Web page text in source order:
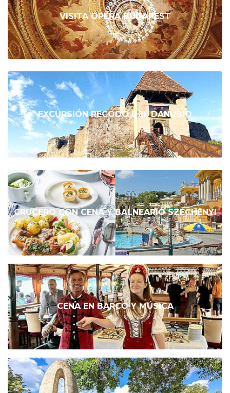
VISITA ÓPERA BUDAPEST
EXCURSIÓN RECODO DEL DANUBIO
CRUCERO CON CENA Y BALNEARIO SZÉCHENYI
CENA EN BARCO Y MÚSICA